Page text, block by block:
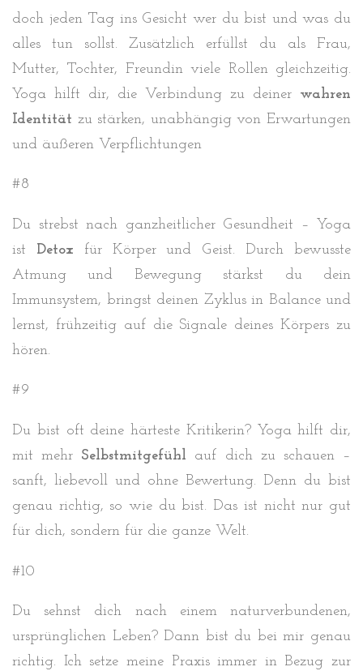
doch jeden Tag ins Gesicht wer du bist und was du
alles tun sollst. Zusätzlich erfüllst du als Frau,
Mutter, Tochter, Freundin viele Rollen gleichzeitig.
Yoga hilft dir, die Verbindung zu deiner wahren
Identität zu stärken, unabhängig von Erwartungen
und äußeren Verpflichtungen
#8
Du strebst nach ganzheitlicher Gesundheit – Yoga
ist Detox für Körper und Geist. Durch bewusste
Atmung und Bewegung stärkst du dein
Immunsystem, bringst deinen Zyklus in Balance und
lernst, frühzeitig auf die Signale deines Körpers zu
hören.
#9
Du bist oft deine härteste Kritikerin? Yoga hilft dir,
mit mehr Selbstmitgefühl auf dich zu schauen –
sanft, liebevoll und ohne Bewertung. Denn du bist
genau richtig, so wie du bist. Das ist nicht nur gut
für dich, sondern für die ganze Welt.
#10
Du sehnst dich nach einem naturverbundenen,
ursprünglichen Leben? Dann bist du bei mir genau
richtig. Ich setze meine Praxis immer in Bezug zur